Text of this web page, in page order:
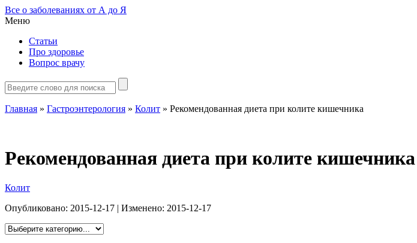
Все о заболеваниях от А до Я
Меню
Статьи
Про здоровье
Вопрос врачу
Главная » Гастроэнтерология » Колит » Рекомендованная диета при колите кишечника
Рекомендованная диета при колите кишечника
Колит
Опубликовано: 2015-12-17 | Изменено: 2015-12-17